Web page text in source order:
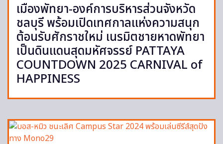
เมืองพัทยา-องค์การบริหารส่วนจังหวัด
ชลบุรี พร้อมเปิดเทศกาลแห่งความสนุก
ต้อนรับศักราชใหม่ เนรมิตชายหาดพัทยา
เป็นดินแดนสุดมหัศจรรย์ PATTAYA
COUNTDOWN 2025 CARNIVAL of
HAPPINESS